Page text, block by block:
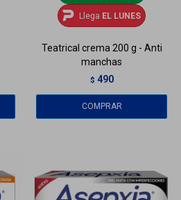
Llega EL LUNES
Teatrical crema 200 g - Anti
manchas
$ 490